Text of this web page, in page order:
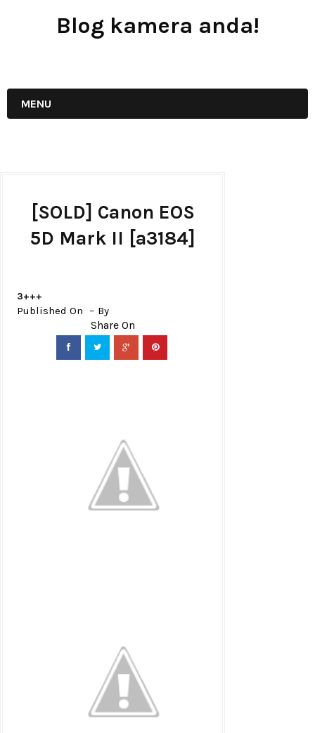
Blog kamera anda!
MENU
[SOLD] Canon EOS
5D Mark II [a3184]
3+++
Published On By